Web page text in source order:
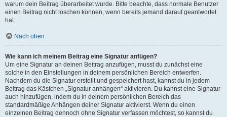
warum dein Beitrag überarbeitet wurde. Bitte beachte, dass normale Benutzer
einen Beitrag nicht löschen können, wenn bereits jemand darauf geantwortet
hat.
Nach oben
Wie kann ich meinem Beitrag eine Signatur anfügen?
Um eine Signatur an deinen Beitrag anzufügen, musst du zunächst eine
solche in den Einstellungen in deinem persönlichen Bereich entwerfen.
Nachdem du die Signatur erstellt und gespeichert hast, kannst du in jedem
Beitrag das Kästchen „Signatur anhängen“ aktivieren. Du kannst eine Signatur
auch hinzufügen, indem du in deinem persönlichen Bereich das
standardmäßige Anhängen deiner Signatur aktivierst. Wenn du einen
einzelnen Beitrag dennoch ohne Signatur verfassen möchtest, so kannst du